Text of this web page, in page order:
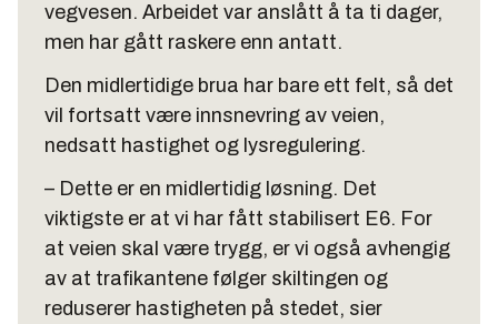
vegvesen. Arbeidet var anslått å ta ti dager,
men har gått raskere enn antatt.
Den midlertidige brua har bare ett felt, så det
vil fortsatt være innsnevring av veien,
nedsatt hastighet og lysregulering.
– Dette er en midlertidig løsning. Det
viktigste er at vi har fått stabilisert E6. For
at veien skal være trygg, er vi også avhengig
av at trafikantene følger skiltingen og
reduserer hastigheten på stedet, sier